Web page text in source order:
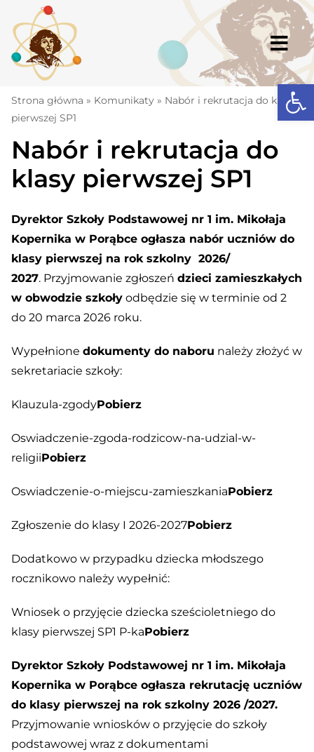
content
Strona główna
Komunikaty
Szkoła
Dokumenty
Osiągnięcia
Warto wiedzieć
UKS „Millenium”
Strona główna » Komunikaty» Nabór i rekrutacja do klasy
pierwszej SP1
Nabór i rekrutacja do
klasy pierwszej SP1
Dyrektor Szkoły Podstawowej nr 1 im. Mikołaja
Kopernika w Porąbce ogłasza nabór uczniów do
klasy pierwszej na rok szkolny 2026/
2027. Przyjmowanie zgłoszeń dzieci zamieszkałych
w obwodzie szkołyodbędzie się w terminie od 2
do 20 marca 2026 roku.
Wypełnione dokumenty do naboru należy złożyć w
sekretariacie szkoły:
Klauzula-zgodyPobierz
Oswiadczenie-zgoda-rodzicow-na-udzial-w-
religiiPobierz
Oswiadczenie-o-miejscu-zamieszkaniaPobierz
Zgłoszenie do klasy I 2026-2027Pobierz
Dodatkowo w przypadku dziecka młodszego
rocznikowo należy wypełnić:
Wniosek o przyjęcie dziecka sześcioletniego do
klasy pierwszej SP1 P-kaPobierz
Dyrektor Szkoły Podstawowej nr 1 im. Mikołaja
Kopernika w Porąbce ogłasza rekrutację uczniów
do klasy pierwszej na rok szkolny 2026 /2027.
Przyjmowanie wniosków o przyjęcie do szkoły
podstawowej wraz z dokumentami